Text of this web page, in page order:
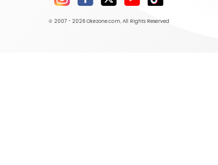
© 2007 - 2026 Okezone.com, All Rights Reserved